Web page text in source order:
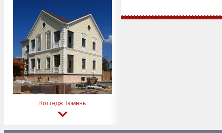
Коттедж Тюмень